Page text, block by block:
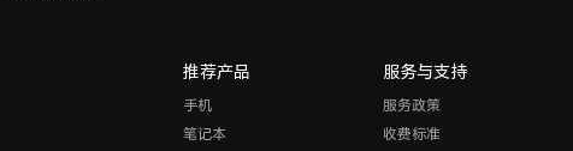
推荐产品
手机
笔记本
服务与支持
服务政策
收费标准